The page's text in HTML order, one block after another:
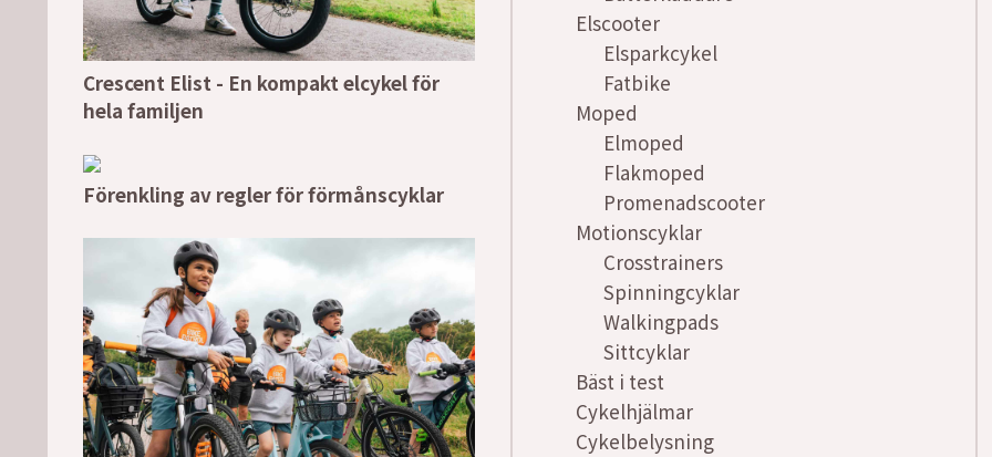
Crescent Elist - En kompakt elcykel för
hela familjen
Förenkling av regler för förmånscyklar
Elscooter
Elsparkcykel
Fatbike
Moped
Elmoped
Flakmoped
Promenadscooter
Motionscyklar
Crosstrainers
Spinningcyklar
Walkingpads
Sittcyklar
Bäst i test
Cykelhjälmar
Cykelbelysning